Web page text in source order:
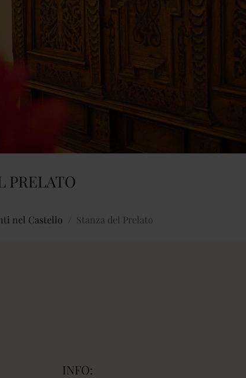
PRELATO
nel Castello Stanza del Prelato
INFO: